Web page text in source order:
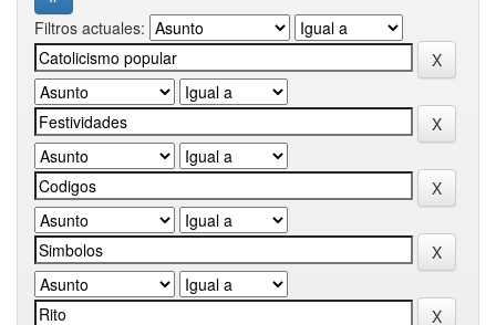
Filtros actuales: